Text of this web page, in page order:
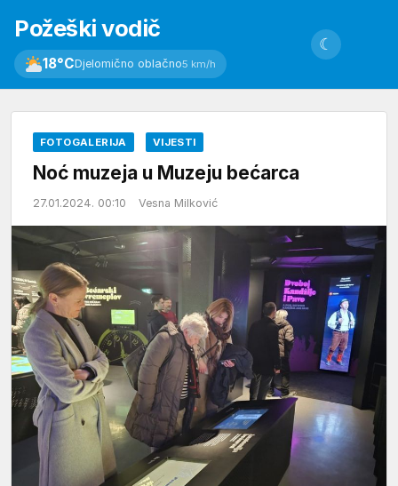
Požeški vodič
18°CDjelomično oblačno5 km/h
☾
FOTOGALERIJA VIJESTI
Noć muzeja u Muzeju bećarca
27.01.2024. 00:10 Vesna Milković